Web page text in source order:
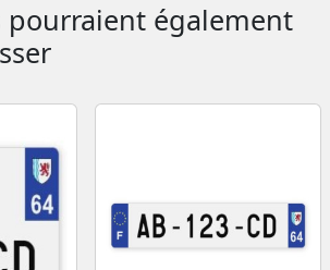
pourraient également